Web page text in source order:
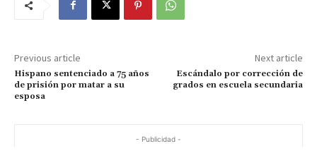
Previous article
Hispano sentenciado a 75 años
de prisión por matar a su
esposa
Next article
Escándalo por corrección de
grados en escuela secundaria
- Publicidad -